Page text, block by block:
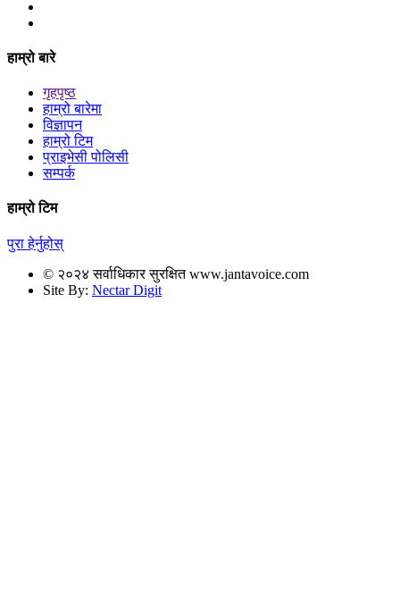
हाम्रो बारे
गृहपृष्ठ
हाम्रो बारेमा
विज्ञापन
हाम्रो टिम
प्राइभेसी पोलिसी
सम्पर्क
हाम्रो टिम
पुरा हेर्नुहोस्
© २०२४ सर्वाधिकार सुरक्षित www.jantavoice.com
Site By: Nectar Digit